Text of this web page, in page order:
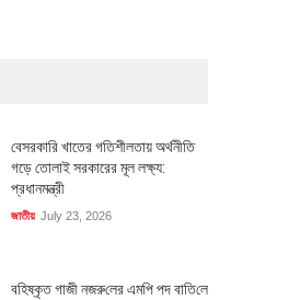
বেসরকারি খাতের গতিশীলতায় অর্থনীতি
গড়ে তোলাই সরকারের মূল লক্ষ্য:
প্রধানমন্ত্রী
জাতীয় July 23, 2026
বহিষ্কৃত গাজী নজরু‌লের এম‌পি পদ বা‌তি‌লে